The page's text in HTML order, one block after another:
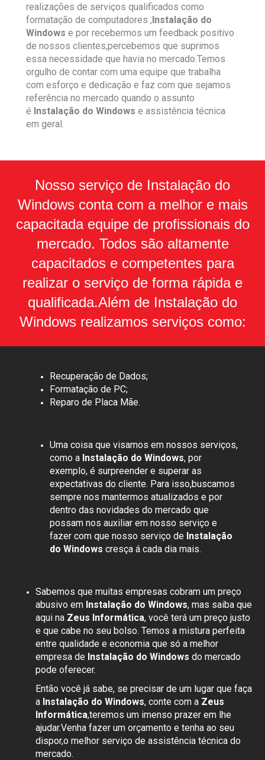
realizações de serviços qualificados como
formatação de computadores ,Instalação do
Windows e por recebermos um feedback positivo
de nossos clientes,percebemos que suprimos
essa necessidade que havia no mercado.Temos
orgulho de contar com uma equipe que trabalha
com esforço e dedicação e faz com que sejamos
referência no mercado quando o assunto
é Instalação do Windows e assistência técnica
em geral.
Nosso serviço de Instalação do
Windows conta com a melhor e mais
capacitada equipe de profissionais do
mercado. Todos são altamente
capacitados e competentes para
realizar o serviço de forma rápida e
qualificada.Além de Instalação do
Windows realizamos serviços como:
Recuperação de Dados;
Formatação de PC;
Reparo de Placa Mãe.
Uma coisa que visamos em nossos serviços,
como a Instalação do Windows, por
exemplo, é surpreender e superar as
expectativas do cliente. Para isso,buscamos
sempre nos mantermos atualizados e por
dentro das novidades do mercado que
possam nos auxiliar em nosso serviço e
fazer com que nosso serviço de Instalação
do Windows cresça á cada dia mais.
Sabemos que muitas empresas cobram um preço
abusivo em Instalação do Windows, mas saiba que
aqui na Zeus Informática, você terá um preço justo
e que cabe no seu bolso. Temos a mistura perfeita
entre qualidade e economia que só a melhor
empresa de Instalação do Windows do mercado
pode oferecer.
Então você já sabe, se precisar de um lugar que faça
a Instalação do Windows, conte com a Zeus
Informática,teremos um imenso prazer em lhe
ajudar.Venha fazer um orçamento e tenha ao seu
dispor,o melhor serviço de assistência técnica do
mercado.